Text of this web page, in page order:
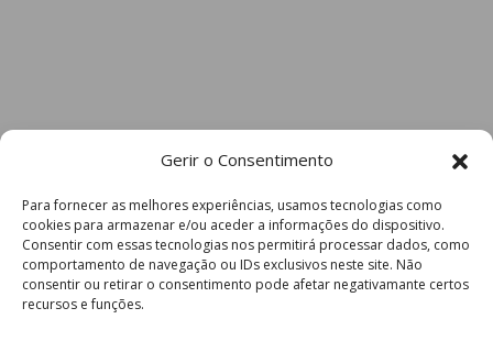
Gerir o Consentimento
Para fornecer as melhores experiências, usamos tecnologias como
cookies para armazenar e/ou aceder a informações do dispositivo.
Consentir com essas tecnologias nos permitirá processar dados, como
comportamento de navegação ou IDs exclusivos neste site. Não
consentir ou retirar o consentimento pode afetar negativamante certos
recursos e funções.